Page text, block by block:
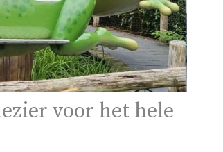
voor het hele